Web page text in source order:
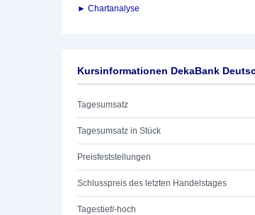
► Chartanalyse
Kursinformationen DekaBank
Tagesumsatz
Tagesumsatz in Stück
Preisfeststellungen
Schlusspreis des letzten Handelstages
Tagestief/-hoch